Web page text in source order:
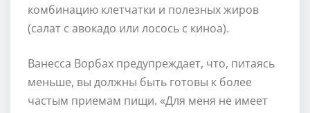
комбинацию клетчатки и полезных жиров
(салат с авокадо или лосось с киноа).
Ванесса Ворбах предупреждает, что, питаясь
меньше, вы должны быть готовы к более
частым приемам пищи. «Для меня не имеет